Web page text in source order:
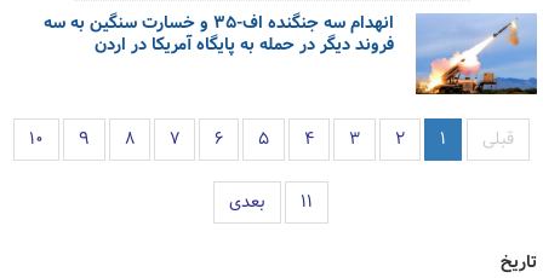
انهدام سه جنگنده اف-۳۵ و خسارت سنگین به سه
فروند دیگر در حمله به پایگاه آمریکا در اردن
قبلی ۱ ۲ ۳ ۴ ۵ ۶ ۷ ۸ ۹ ۱۰
۱۱ بعدی
تاریخ